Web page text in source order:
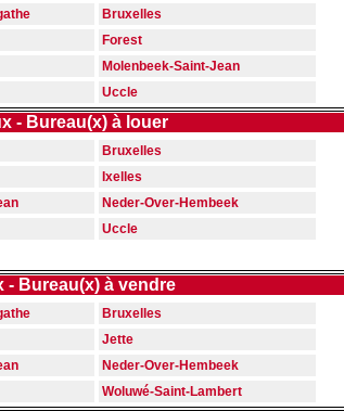
Bruxelles
Forest
Molenbeek-Saint-Jean
Uccle
- Bureau(x) à louer
Bruxelles
Ixelles
Neder-Over-Hembeek
Uccle
- Bureau(x) à vendre
Bruxelles
Jette
Neder-Over-Hembeek
Woluwé-Saint-Lambert